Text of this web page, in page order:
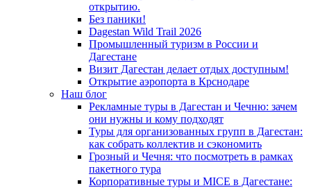
открытию.
Без паники!
Dagestan Wild Trail 2026
Промышленный туризм в России и
Дагестане
Визит Дагестан делает отдых доступным!
Открытие аэропорта в Крснодаре
Наш блог
Рекламные туры в Дагестан и Чечню: зачем
они нужны и кому подходят
Туры для организованных групп в Дагестан:
как собрать коллектив и сэкономить
Грозный и Чечня: что посмотреть в рамках
пакетного тура
Корпоративные туры и MICE в Дагестане: